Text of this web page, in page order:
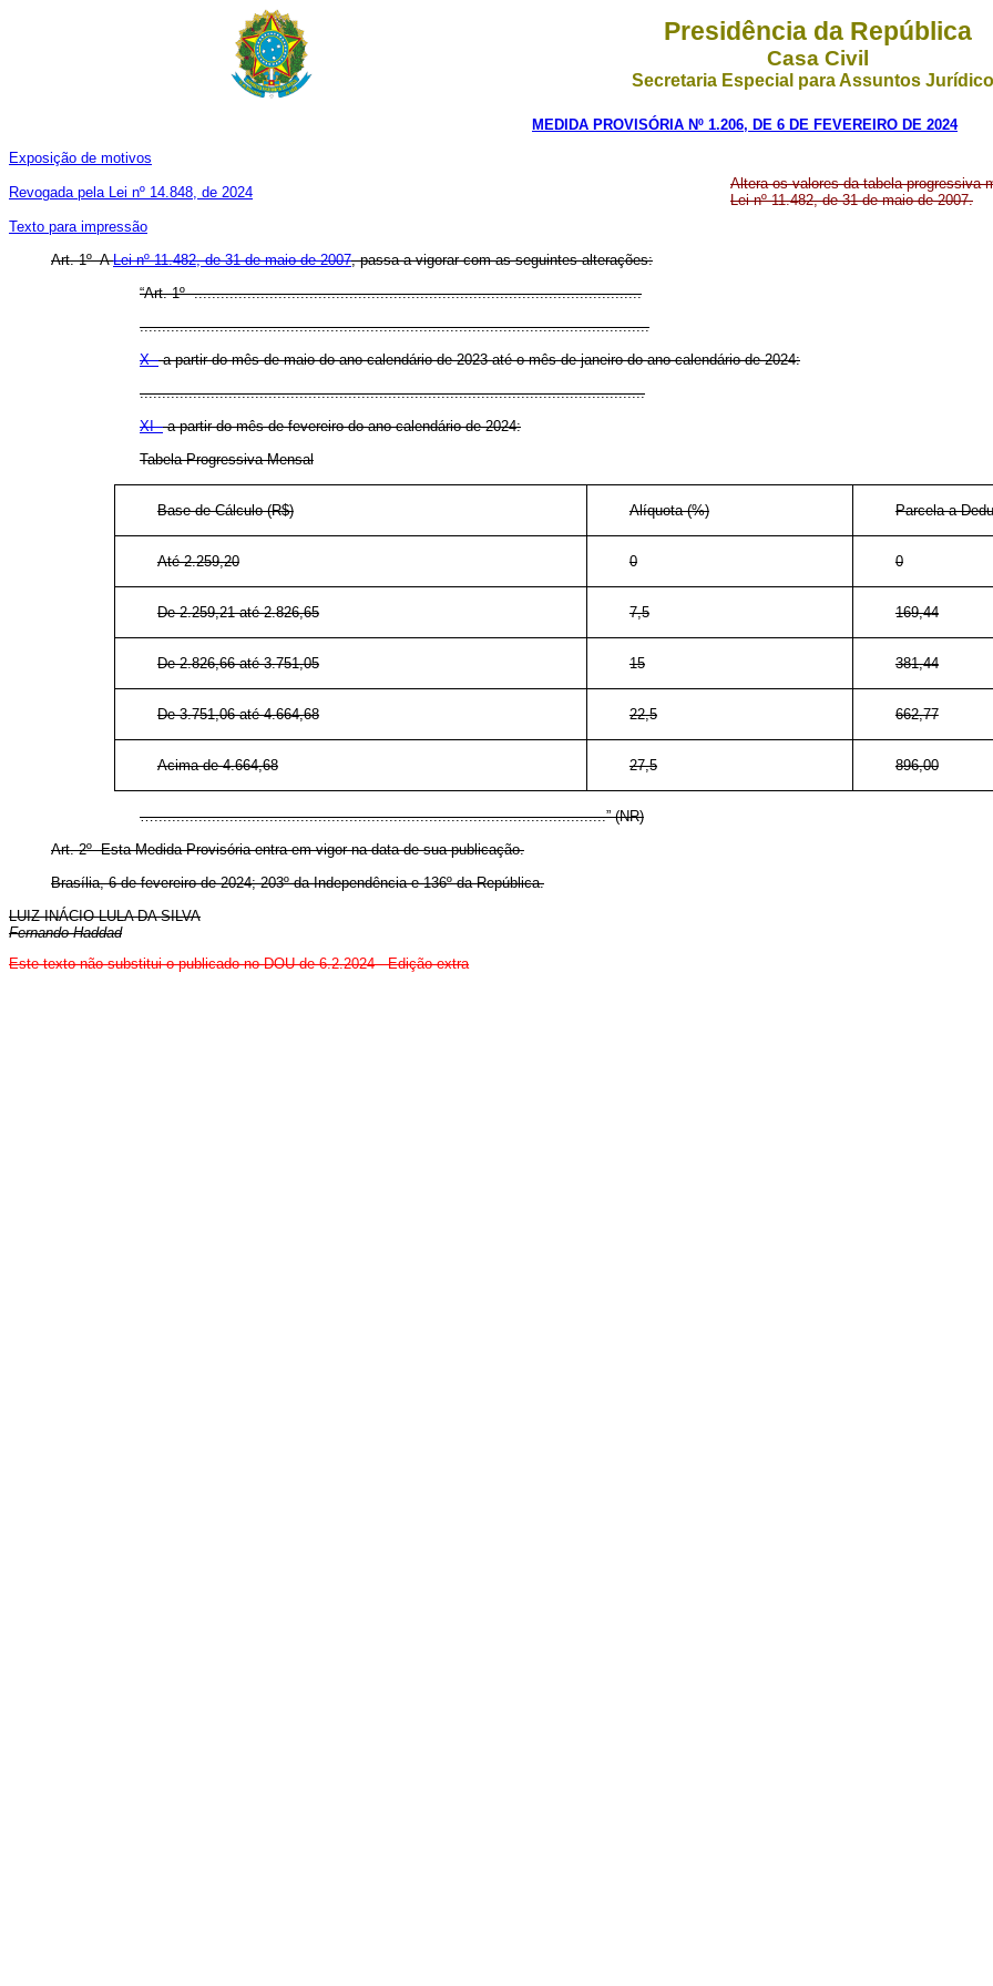
Presidência da República
Casa Civil
Secretaria Especial para Assuntos
MEDIDA PROVISÓRIA Nº 1.206, DE 6 DE FEVEREIRO DE 2024
Exposição de motivos
Revogada pela Lei nº 14.848, de 2024
Texto para impressão
Altera os valores da tabela progressiva
Lei nº 11.482, de 31 de maio de 2007.
Art. 1º ALei nº 11.482, de 31 de maio de 2007, passa a vigorar com as seguintes alterações:
“Art. 1º .....................................................................................................
...................................................................................................................
X -a partir do mês de maio do ano-calendário de 2023 até o mês de janeiro do ano-calendário de 2024:
..................................................................................................................
XI -a partir do mês de fevereiro do ano-calendário de 2024:
Tabela Progressiva Mensal
Base de Cálculo (R$) Alíquota (%) Parcela a
Até 2.259,20 0 0
De 2.259,21 até 2.826,65 7,5 169,44
De 2.826,66 até 3.751,05 15 381,44
De 3.751,06 até 4.664,68 22,5 662,77
Acima de 4.664,68 27,5 896,00
…......................................................................................................” (NR)
Art. 2º Esta Medida Provisória entra em vigor na data de sua publicação.
Brasília, 6 de fevereiro de 2024; 203º da Independência e 136º da República.
LUIZ INÁCIO LULA DA SILVA
Fernando Haddad
Este texto não substitui o publicado no DOU de 6.2.2024 - Edição extra